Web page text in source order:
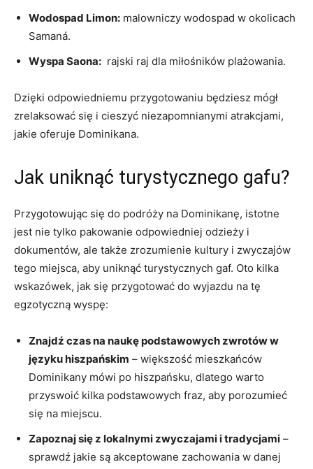
Wodospad Limon: malowniczy ‍wodospad ⁢w okolicach
⁤Samaná.
Wyspa Saona: ‍ rajski raj‌ dla miłośników plażowania.
Dzięki odpowiedniemu ​przygotowaniu będziesz ⁢mógł
zrelaksować się i cieszyć niezapomnianymi atrakcjami,
jakie oferuje Dominikana.
Jak uniknąć ⁤turystycznego gafu?
Przygotowując się do podróży na Dominikanę, istotne
jest nie tylko pakowanie ‌odpowiedniej odzieży​ i
dokumentów, ale także zrozumienie ⁣kultury ‌i zwyczajów
tego‌ miejsca,⁢ aby uniknąć turystycznych gaf. Oto kilka
wskazówek, jak się przygotować do wyjazdu na tę
egzotyczną wyspę:
Znajdź czas na naukę podstawowych zwrotów w
języku hiszpańskim – większość mieszkańców
Dominikany mówi po hiszpańsku,​ dlatego warto
⁢przyswoić kilka podstawowych ⁤fraz, aby porozumieć​
się na miejscu.
Zapoznaj‌ się z lokalnymi ⁤zwyczajami ‌i tradycjami –
sprawdź jakie są akceptowane zachowania w ⁣danej